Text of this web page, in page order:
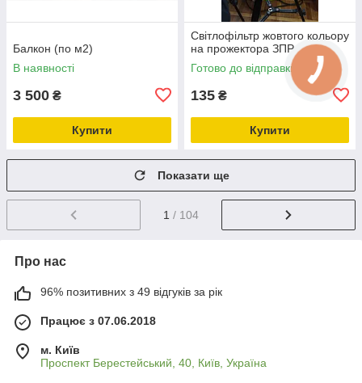
Балкон (по м2)
В наявності
3 500 ₴
Купити
Світлофільтр жовтого кольору
на прожектора ЗПР
Готово до відправки
135 ₴
Купити
Показати ще
1 / 104
Про нас
96% позитивних з 49 відгуків за рік
Працює з 07.06.2018
м. Київ
Проспект Берестейський, 40, Київ, Україна